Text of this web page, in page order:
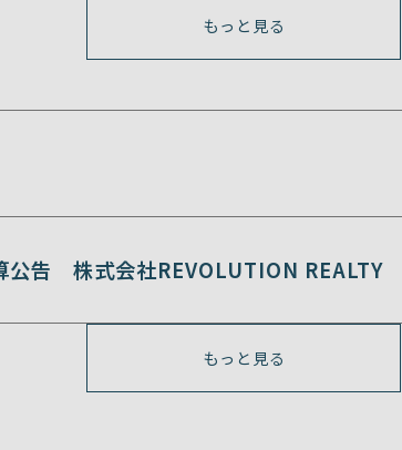
もっと見る
告 株式会社REVOLUTION REALTY
もっと見る